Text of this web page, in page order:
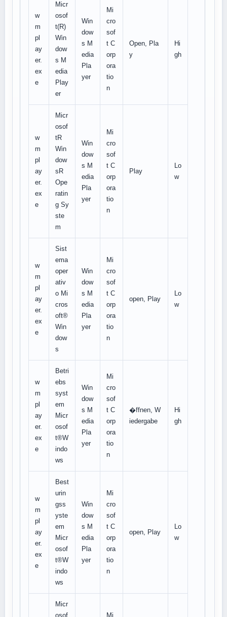
w
m
pl
ay
er.
ex
e
Micr
osof
t(R)
Win
dow
s M
edia
Play
er
Win
dow
s M
edia
Pla
yer
Mi
cro
sof
t C
orp
ora
tio
n
Open, Pla
y
Hi
gh
w
m
pl
ay
er.
ex
e
Micr
osof
tR
Win
dow
sR
Ope
ratin
g Sy
ste
m
Win
dow
s M
edia
Pla
yer
Mi
cro
sof
t C
orp
ora
tio
n
Play
Lo
w
w
m
pl
ay
er.
ex
e
Sist
ema
oper
ativ
o Mi
cros
oft®
Win
dow
s
Win
dow
s M
edia
Pla
yer
Mi
cro
sof
t C
orp
ora
tio
n
open, Play
Lo
w
w
m
pl
ay
er.
ex
e
Betri
ebs
syst
em
Micr
osof
t®W
indo
ws
Win
dow
s M
edia
Pla
yer
Mi
cro
sof
t C
orp
ora
tio
n
�ffnen, W
iedergabe
Hi
gh
w
m
pl
ay
er.
ex
e
Best
urin
gss
yste
em
Micr
osof
t®W
indo
ws
Win
dow
s M
edia
Pla
yer
Mi
cro
sof
t C
orp
ora
tio
n
open, Play
Lo
w
Micr
osof
Mi